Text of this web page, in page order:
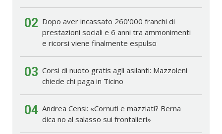
02 Dopo aver incassato 260'000 franchi di
prestazioni sociali e 6 anni tra ammonimenti
e ricorsi viene finalmente espulso
03 Corsi di nuoto gratis agli asilanti: Mazzoleni
chiede chi paga in Ticino
04 Andrea Censi: «Cornuti e mazziati? Berna
dica no al salasso sui frontalieri»